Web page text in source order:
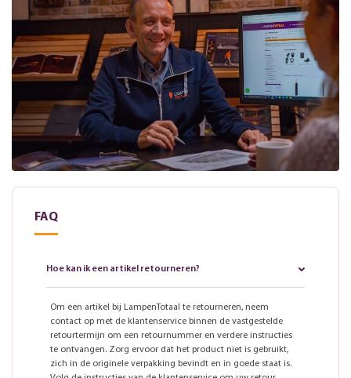
FAQ
Hoe kan ik een artikel retourneren?
Om een artikel bij LampenTotaal te retourneren, neem
contact op met de klantenservice binnen de vastgestelde
retourtermijn om een retournummer en verdere instructies
te ontvangen. Zorg ervoor dat het product niet is gebruikt,
zich in de originele verpakking bevindt en in goede staat is.